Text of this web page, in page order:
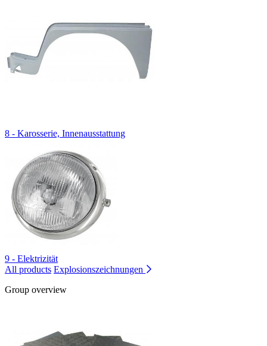
8 - Karosserie, Innenausstattung
9 - Elektrizität
All products Explosionszeichnungen
Group overview